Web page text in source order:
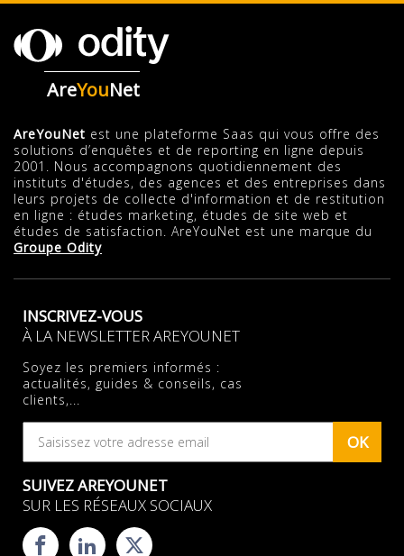
AreYouNet
AreYouNet est une plateforme Saas qui vous offre des
solutions d’enquêtes et de reporting en ligne depuis
2001. Nous accompagnons quotidiennement des
instituts d'études, des agences et des entreprises dans
leurs projets de collecte d'information et de restitution
en ligne : études marketing, études de site web et
études de satisfaction. AreYouNet est une marque du
Groupe Odity
INSCRIVEZ-VOUS
À LA NEWSLETTER AREYOUNET
Soyez les premiers informés :
actualités, guides & conseils, cas
clients,...
OK
SUIVEZ AREYOUNET
SUR LES RÉSEAUX SOCIAUX